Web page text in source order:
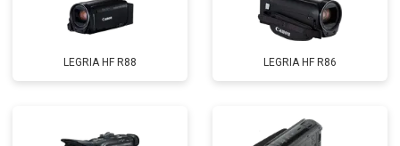
LEGRIA HF R88 LEGRIA HF R86